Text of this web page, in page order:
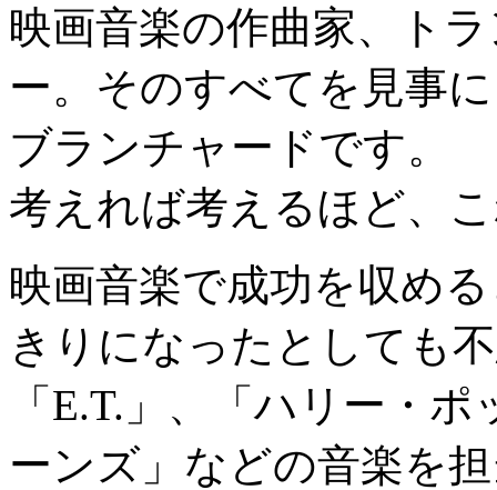
映画音楽の作曲家、ト
ー。そのすべてを見事
ブランチャードです。
考えれば考えるほど、
映画音楽で成功を収め
きりになったとしても
「E.T.」、「ハリー・
ーンズ」などの音楽を